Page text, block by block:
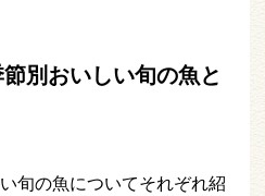
別おいしい旬の魚と
旬の魚についてそれぞれ紹